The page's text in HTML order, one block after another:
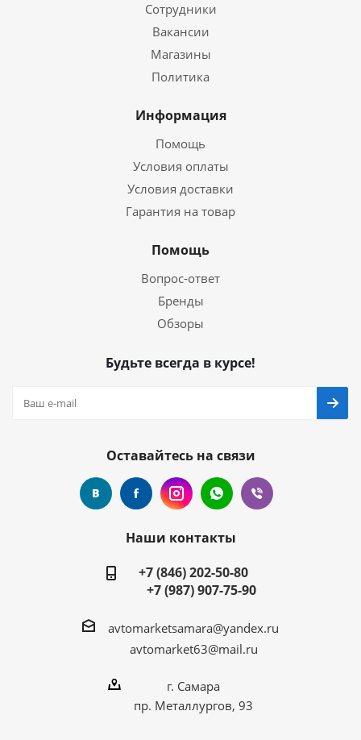
Сотрудники
Вакансии
Магазины
Политика
Информация
Помощь
Условия оплаты
Условия доставки
Гарантия на товар
Помощь
Вопрос-ответ
Бренды
Обзоры
Будьте всегда в курсе!
Оставайтесь на связи
Наши контакты
+7 (846) 202-50-80
+7 (987) 907-75-90
avtomarketsamara@yandex.ru
avtomarket63@mail.ru
г. Самара
пр. Металлургов, 93